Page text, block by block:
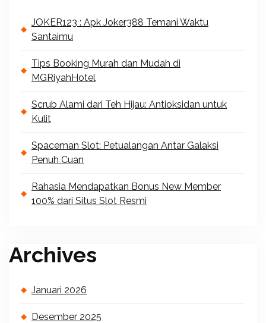
JOKER123 : Apk Joker388 Temani Waktu
Santaimu
Tips Booking Murah dan Mudah di
MGRiyahHotel
Scrub Alami dari Teh Hijau: Antioksidan untuk
Kulit
Spaceman Slot: Petualangan Antar Galaksi
Penuh Cuan
Rahasia Mendapatkan Bonus New Member
100% dari Situs Slot Resmi
Archives
Januari 2026
Desember 2025